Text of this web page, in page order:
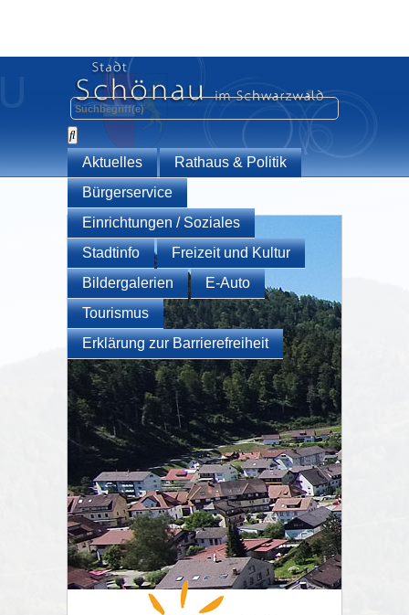
Aktuelles
Rathaus & Politik
Bürgerservice
Einrichtungen / Soziales
Stadtinfo
Freizeit und Kultur
Bildergalerien
E-Auto
Tourismus
Erklärung zur Barrierefreiheit